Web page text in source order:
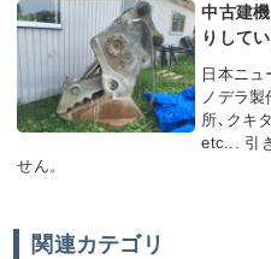
中古建
りして
日本ニュ
ノデラ
所､クキ
etc... 引
せん。
関連カテゴリ